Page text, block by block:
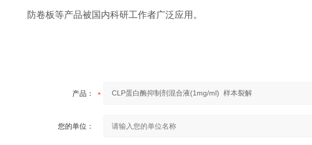
防卷板等产品被国内科研工作者广泛应用。
产品：
您的单位：